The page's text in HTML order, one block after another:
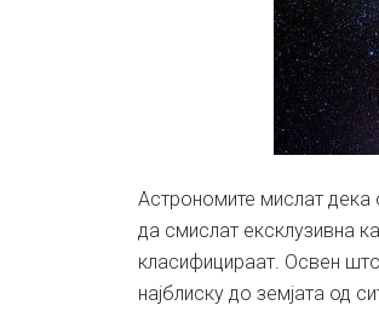
Астрономите мислат дека
да смислат ексклузивна
класифицираат. Освен
најблиску до земјата од